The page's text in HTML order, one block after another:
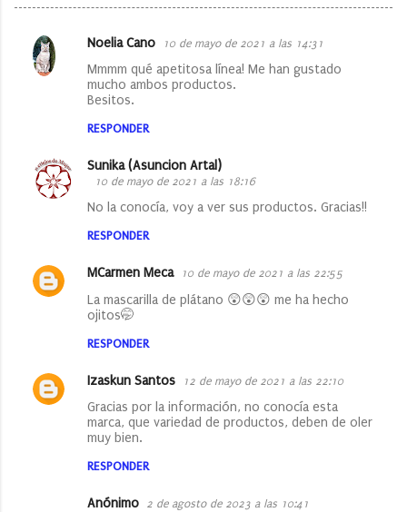
C
o
t
o
Noelia Cano 10 de mayo de 2021 a las 14:31
Mmmm qué apetitosa línea! Me han gustado
mucho ambos productos.
Besitos.
RESPONDER
Sunika (Asuncion Artal)
10 de mayo de 2021 a las 18:16
No la conocía, voy a ver sus productos. Gracias!!
RESPONDER
MCarmen Meca 10 de mayo de 2021 a las 22:55
La mascarilla de plátano 😲😲😲 me ha hecho
ojitos🤭
RESPONDER
Izaskun Santos 12 de mayo de 2021 a las 22:10
Gracias por la información, no conocía esta
marca, que variedad de productos, deben de oler
muy bien.
RESPONDER
Anónimo 2 de agosto de 2023 a las 10:41